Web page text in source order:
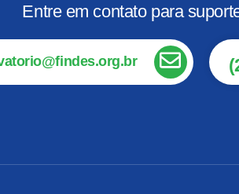
Entre em contato para